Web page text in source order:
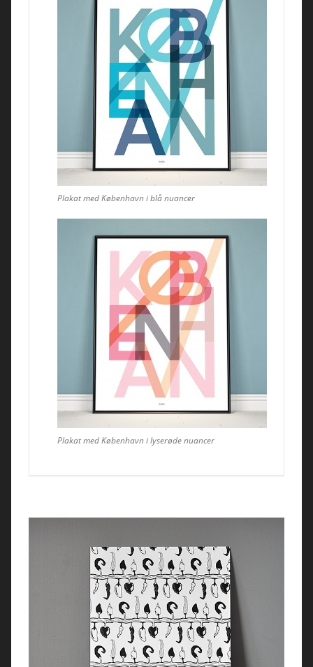
Plakat med København i blå nuancer
Plakat med København i lyserøde nuancer